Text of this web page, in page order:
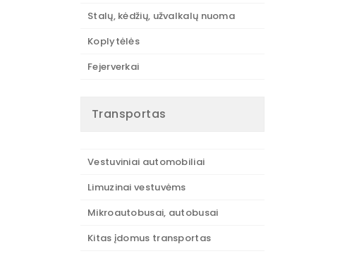
Stalų, kėdžių, užvalkalų nuoma
Koplytėlės
Fejerverkai
Transportas
Vestuviniai automobiliai
Limuzinai vestuvėms
Mikroautobusai, autobusai
Kitas įdomus transportas